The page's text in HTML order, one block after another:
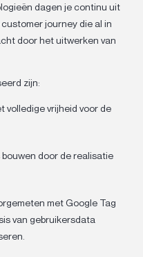
dagen je continu uit
journey die al in
door het uitwerken van
zijn:
volledige vrijheid voor de
bouwen door de realisatie
met Google Tag
van gebruikersdata